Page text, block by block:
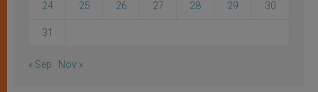
24 25 26 27 28 29 30
31
« Sep Nov »